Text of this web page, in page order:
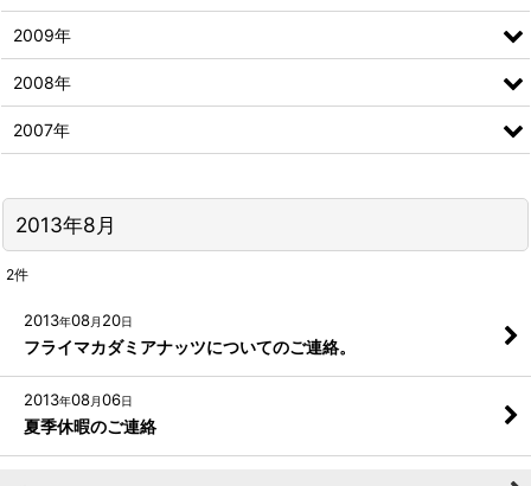
2013年8月
2件
2013年08月 20日
フライマカダミアナッツについてのご連絡。
2013年08月06日
夏季休暇のご連絡
2009年
2008年
2007年